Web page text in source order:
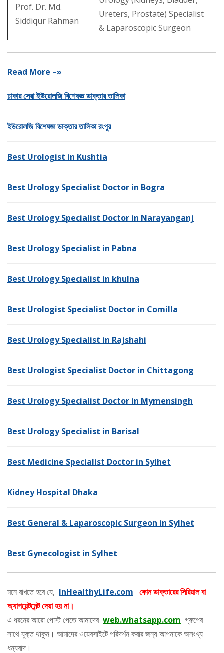
Prof. Dr. Md.
Siddiqur Rahman
Ureters, Prostate) Specialist
& Laparoscopic Surgeon
Read More –»
ঢাকার সেরা ইউরোলজি বিশেষজ্ঞ ডাক্তার তালিকা
ইউরোলজি বিশেষজ্ঞ ডাক্তার তালিকা রংপুর
Best Urologist in Kushtia
Best Urology Specialist Doctor in Bogra
Best Urology Specialist Doctor in Narayanganj
Best Urology Specialist in Pabna
Best Urology Specialist in khulna
Best Urologist Specialist Doctor in Comilla
Best Urology Specialist in Rajshahi
Best Urologist Specialist Doctor in Chittagong
Best Urology Specialist Doctor in Mymensingh
Best Urology Specialist in Barisal
Best Medicine Specialist Doctor in Sylhet
Kidney Hospital Dhaka
Best General & Laparoscopic Surgeon in Sylhet
Best Gynecologist in Sylhet
মনে রাখতে হবে যে, InHealthyLife.com কোন ডাক্তারের সিরিয়াল বা
অ্যাপয়েন্টমেন্ট দেয়া হয় না।
এ ধরনের আরো পোস্ট পেতে আমাদের web.whatsapp.com গ্রুপের
সাথে যুক্ত থাকুন। আমাদের ওয়েবসাইটে পরিদর্শন করার জন্য আপনাকে অসংখ্য
ধন্যবাদ।